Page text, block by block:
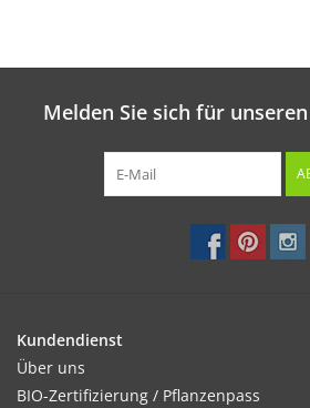
Melden Sie sich für
Kundendienst
Über uns
BIO-Zertifizierung / Pflanzenpass